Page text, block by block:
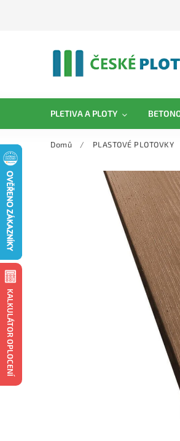
PLETIVA A PLOTY
Domů / PLASTOVÉ PLOTOVKY
KALKULÁTOR OPLOCENÍ